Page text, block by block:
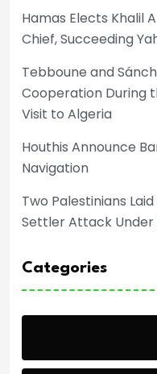
Hamas Elects Khalil
Chief, Succeeding
Tebboune and
Cooperation During
Visit to Algeria
Houthis Announce
Navigation
Two Palestinians
Settler Attack
Categories